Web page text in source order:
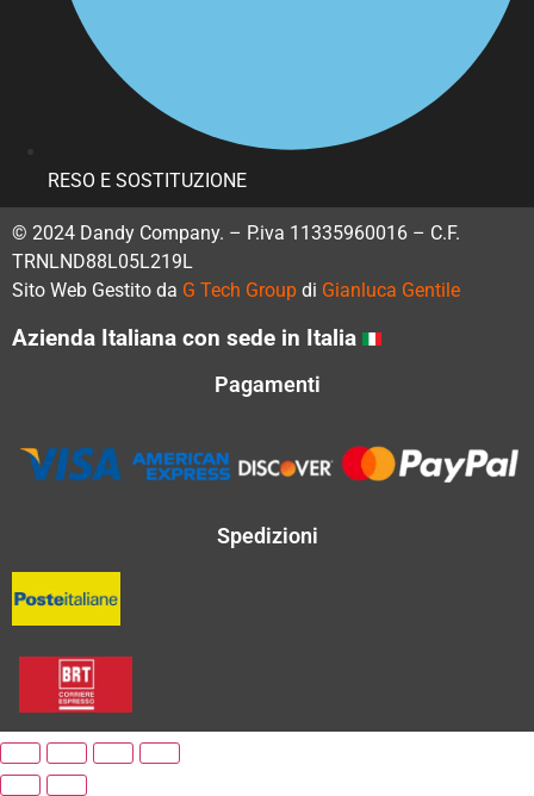
RESO E SOSTITUZIONE
© 2024 Dandy Company. – P.iva 11335960016 – C.F.
TRNLND88L05L219L
Sito Web Gestito da G Tech Group di Gianluca Gentile
Azienda Italiana con sede in Italia
Pagamenti
Spedizioni